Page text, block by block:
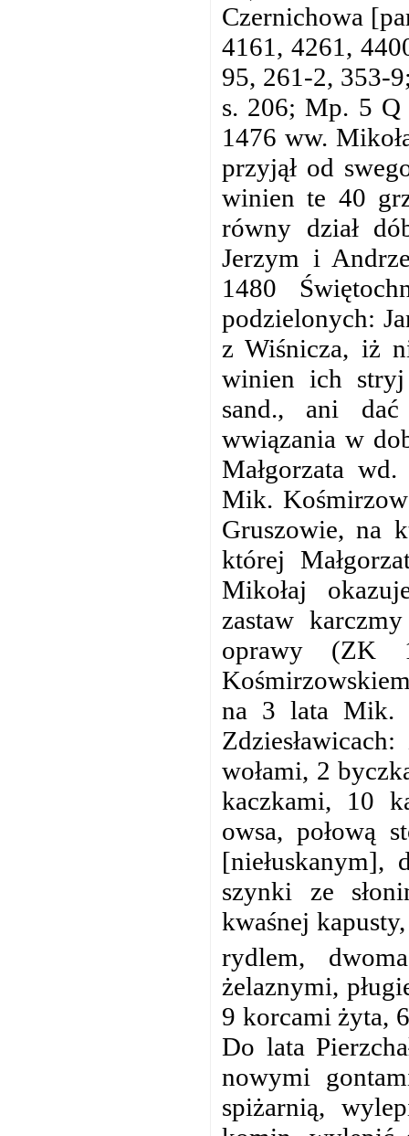
Czernichowa
4161, 4261,
95, 261-2, 353-
s. 206; Mp. 5 Q
1476 ww.
przyjął od
winien te 40
równy dział
Jerzym i
1480
podzielonych:
z Wiśnicza, iż
winien ich stryj
sand., ani dać
wwiązania w
Małgorzata
Mik.
Gruszowie, na
której
Mikołaj
zastaw
oprawy (ZK
na 3 lata Mik.
wołami, 2
kaczkami, 10
owsa, połową
[niełuskanym],
szynki ze
kwaśnej
rydlem,
żelaznymi,
9 korcami żyta,
Do lata
nowymi
spiżarnią,